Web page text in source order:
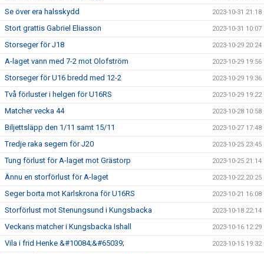
Se över era halsskydd 2023-10-31 21:18
Stort grattis Gabriel Eliasson 2023-10-31 10:07
Storseger för J18 2023-10-29 20:24
A-laget vann med 7-2 mot Olofström 2023-10-29 19:56
Storseger för U16 bredd med 12-2 2023-10-29 19:36
Två förluster i helgen för U16RS 2023-10-29 19:22
Matcher vecka 44 2023-10-28 10:58
Biljettsläpp den 1/11 samt 15/11 2023-10-27 17:48
Tredje raka segern för J20 2023-10-25 23:45
Tung förlust för A-laget mot Grästorp 2023-10-25 21:14
Ännu en storförlust för A-laget 2023-10-22 20:25
Seger borta mot Karlskrona för U16RS 2023-10-21 16:08
Storförlust mot Stenungsund i Kungsbacka 2023-10-18 22:14
Veckans matcher i Kungsbacka Ishall 2023-10-16 12:29
Vila i frid Henke &#10084;&#65039; 2023-10-15 19:32